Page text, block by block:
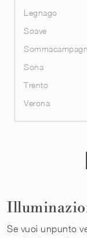
Legnago
Soave
Sona
Trento
Verona
Se vuoi unpunto